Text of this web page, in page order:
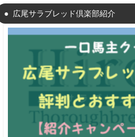
広尾サラブレッド倶楽部紹介